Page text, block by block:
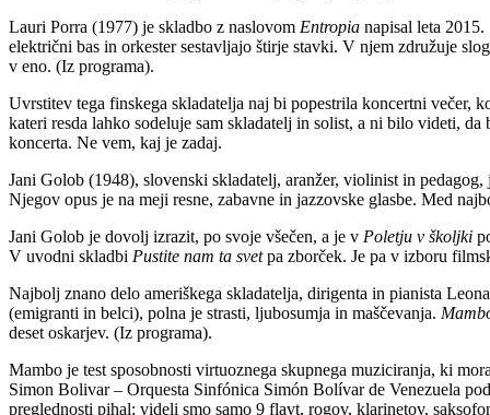
Lauri Porra (1977) je skladbo z naslovom Entropia napisal leta
električni bas in orkester sestavljajo štirje stavki. V njem združuje
v eno. (Iz programa).
Uvrstitev tega finskega skladatelja naj bi popestrila koncertni večer,
kateri resda lahko sodeluje sam skladatelj in solist, a ni bilo videti,
koncerta. Ne vem, kaj je zadaj.
Jani Golob (1948), slovenski skladatelj, aranžer, violinist in
Njegov opus je na meji resne, zabavne in jazzovske glasbe. Med
Jani Golob je dovolj izrazit, po svoje všečen, a je v Poletju v školjki
V uvodni skladbi Pustite nam ta svetpa zborček. Je pa v izboru
Najbolj znano delo ameriškega skladatelja, dirigenta in pianista
(emigranti in belci), polna je strasti, ljubosumja in maščevanja.
deset oskarjev. (Iz programa).
Mambo je test sposobnosti virtuoznega skupnega muziciranja, ki
Simon Bolivar – Orquesta Sinfónica Simón Bolívar de Venezuela
preglednosti pihal; videli smo samo 9 flavt, rogov, klarinetov,